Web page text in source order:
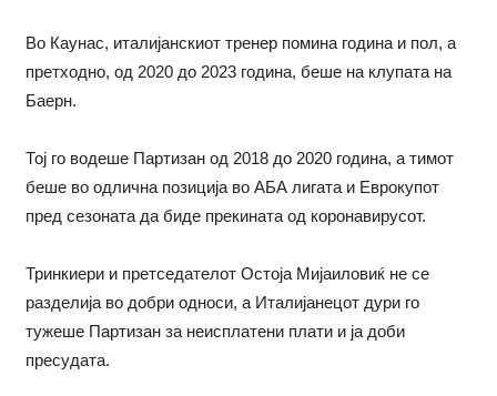
Во Каунас, италијанскиот тренер помина година и пол, а
претходно, од 2020 до 2023 година, беше на клупата на
Баерн.
Тој го водеше Партизан од 2018 до 2020 година, а тимот
беше во одлична позиција во АБА лигата и Еврокупот
пред сезоната да биде прекината од коронавирусот.
Тринкиери и претседателот Остоја Мијаиловиќ не се
разделија во добри односи, а Италијанецот дури го
тужеше Партизан за неисплатени плати и ја доби
пресудата.